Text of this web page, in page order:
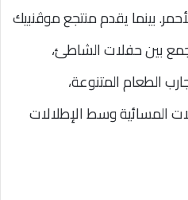
بينما يقدم منتجع موڤنبيك
بين حفلات الشاطئ،
الطعام المتنوعة،
المسائية وسط الإطلالات